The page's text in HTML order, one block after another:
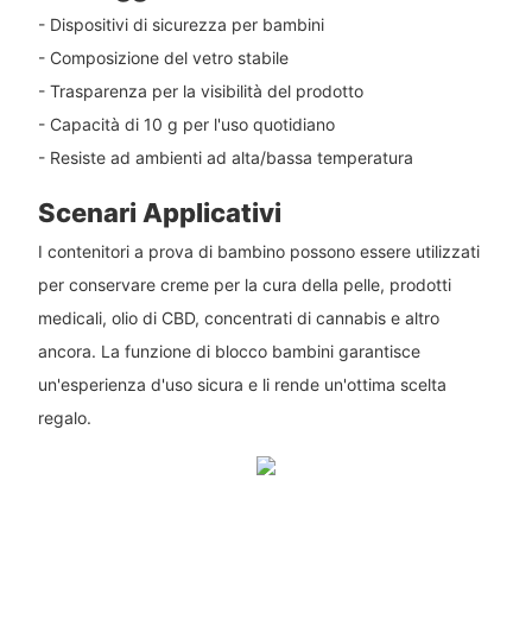
- Dispositivi di sicurezza per bambini
- Composizione del vetro stabile
- Trasparenza per la visibilità del prodotto
- Capacità di 10 g per l'uso quotidiano
- Resiste ad ambienti ad alta/bassa temperatura
Scenari Applicativi
I contenitori a prova di bambino possono essere utilizzati
per conservare creme per la cura della pelle, prodotti
medicali, olio di CBD, concentrati di cannabis e altro
ancora. La funzione di blocco bambini garantisce
un'esperienza d'uso sicura e li rende un'ottima scelta
regalo.